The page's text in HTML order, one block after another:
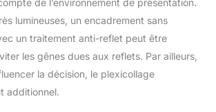
lumineuses, un encadrement sans
un traitement anti-reflet peut être
les gênes dues aux reflets. Par ailleurs,
la décision, le plexicollage
additionnel.